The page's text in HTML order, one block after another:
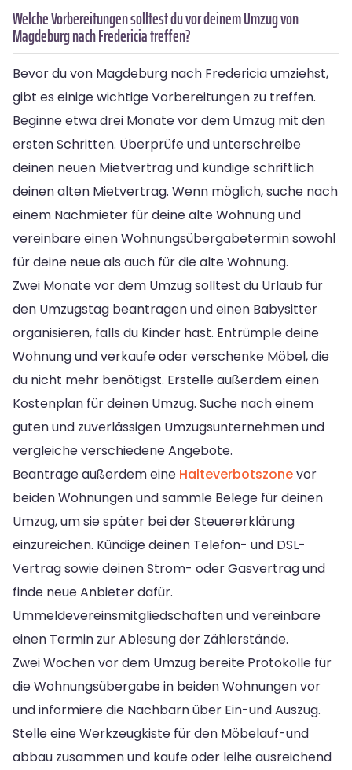
Welche Vorbereitungen solltest du vor deinem Umzug von
Magdeburg nach Fredericia treffen?
Bevor du von Magdeburg nach Fredericia umziehst,
gibt es einige wichtige Vorbereitungen zu treffen.
Beginne etwa drei Monate vor dem Umzug mit den
ersten Schritten. Überprüfe und unterschreibe
deinen neuen Mietvertrag und kündige schriftlich
deinen alten Mietvertrag. Wenn möglich, suche nach
einem Nachmieter für deine alte Wohnung und
vereinbare einen Wohnungsübergabetermin sowohl
für deine neue als auch für die alte Wohnung.
Zwei Monate vor dem Umzug solltest du Urlaub für
den Umzugstag beantragen und einen Babysitter
organisieren, falls du Kinder hast. Entrümple deine
Wohnung und verkaufe oder verschenke Möbel, die
du nicht mehr benötigst. Erstelle außerdem einen
Kostenplan für deinen Umzug. Suche nach einem
guten und zuverlässigen Umzugsunternehmen und
vergleiche verschiedene Angebote.
Beantrage außerdem eine Halteverbotszonevor
beiden Wohnungen und sammle Belege für deinen
Umzug, um sie später bei der Steuererklärung
einzureichen. Kündige deinen Telefon- und DSL-
Vertrag sowie deinen Strom- oder Gasvertrag und
finde neue Anbieter dafür.
Ummeldevereinsmitgliedschaften und vereinbare
einen Termin zur Ablesung der Zählerstände.
Zwei Wochen vor dem Umzug bereite Protokolle für
die Wohnungsübergabe in beiden Wohnungen vor
und informiere die Nachbarn über Ein-und Auszug.
Stelle eine Werkzeugkiste für den Möbelauf-und
abbau zusammen und kaufe oder leihe ausreichend